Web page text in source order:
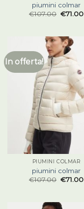
piumini colmar
€107.00 €71.00
In offerta!
PIUMINI COLMAR
piumini colmar
€107.00 €71.00